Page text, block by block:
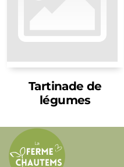
Tartinade de
légumes